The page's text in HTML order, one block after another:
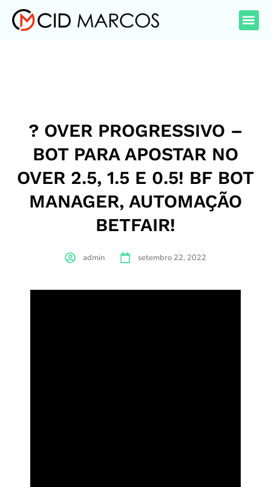
? OVER PROGRESSIVO –
BOT PARA APOSTAR NO
OVER 2.5, 1.5 E 0.5! BF BOT
MANAGER, AUTOMAÇÃO
BETFAIR!
admin setembro 22, 2022